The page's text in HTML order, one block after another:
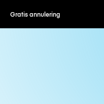
Uur- / dagtarieven